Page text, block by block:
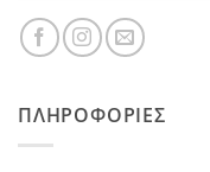
ΠΛΗΡΟΦΟΡΊΕΣ